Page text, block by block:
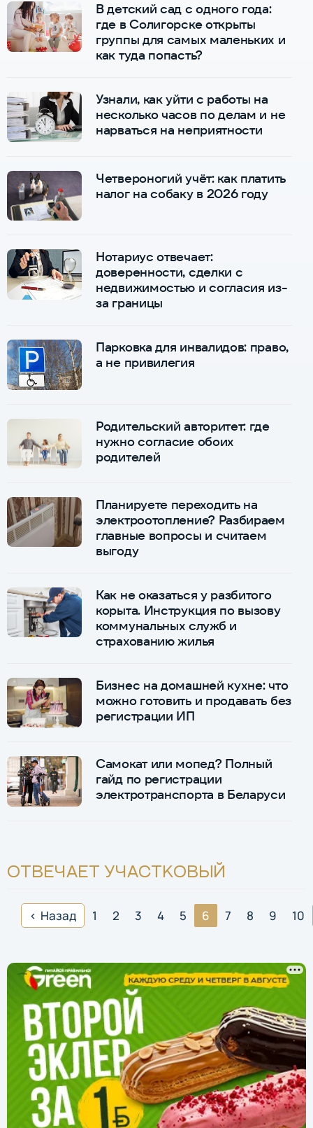
В детский сад с одного года:
где в Солигорске открыты
группы для самых маленьких и
как туда попасть?
Узнали, как уйти с работы на
несколько часов по делам и не
нарваться на неприятности
Четвероногий учёт: как платить
налог на собаку в 2026 году
Нотариус отвечает:
доверенности, сделки с
недвижимостью и согласия из-
за границы
Парковка для инвалидов: право,
а не привилегия
Родительский авторитет: где
нужно согласие обоих
родителей
Планируете переходить на
электроотопление? Разбираем
главные вопросы и считаем
выгоду
Как не оказаться у разбитого
корыта. Инструкция по вызову
коммунальных служб и
страхованию жилья
Бизнес на домашней кухне: что
можно готовить и продавать без
регистрации ИП
Самокат или мопед? Полный
гайд по регистрации
электротранспорта в Беларуси
ОТВЕЧАЕТ УЧАСТКОВЫЙ
Назад 1 2 3 4 5 6 7 8 9 10